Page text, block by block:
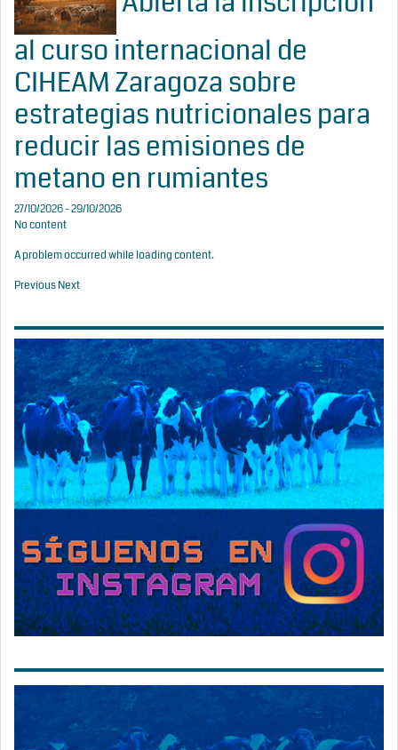
al curso internacional de
CIHEAM Zaragoza sobre
estrategias nutricionales para
reducir las emisiones de
metano en rumiantes
27/10/2026 - 29/10/2026
No content
A problem occurred while loading content.
PreviousNext